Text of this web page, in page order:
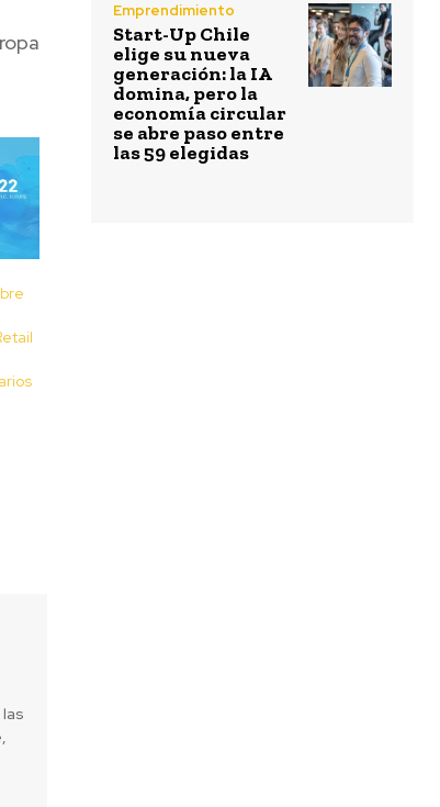
Emprendimiento
Start-Up Chile
elige su nueva
generación: la IA
domina, pero la
economía circular
se abre paso entre
las 59 elegidas